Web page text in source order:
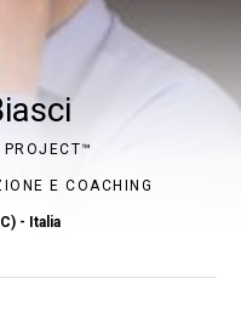
PROJECT™
E COACHING
- Italia